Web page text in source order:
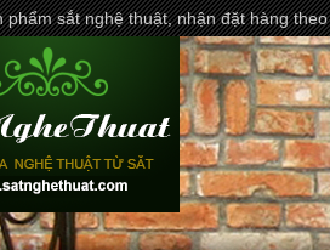
phẩm sắt nghệ thuật, nhận đặt hàng